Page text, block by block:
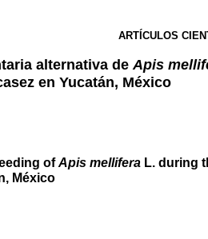
ARTÍCULOS
alternativa deApis
en Yucatán, México
ofApis mellifera L. during
México